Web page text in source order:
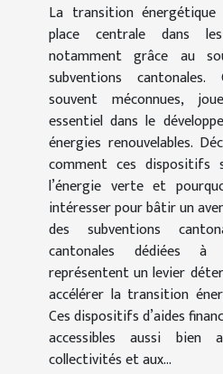
La transition énergétique
place centrale dans
notamment grâce au
subventions
souvent méconnues,
essentiel dans le
énergies renouvelables.
comment ces dispositifs
l’énergie verte et
intéresser pour bâtir un
des subventions
cantonales dédiées à
représentent un levier
accélérer la transition
Ces dispositifs d’aides
accessibles aussi bien
collectivités et aux...